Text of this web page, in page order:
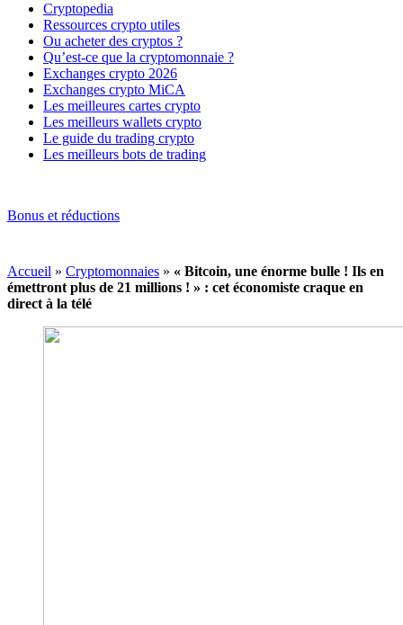
Cryptopedia
Ressources crypto utiles
Ou acheter des cryptos ?
Qu’est-ce que la cryptomonnaie ?
Exchanges crypto 2026
Exchanges crypto MiCA
Les meilleures cartes crypto
Les meilleurs wallets crypto
Le guide du trading crypto
Les meilleurs bots de trading
Bonus et réductions
Accueil » Cryptomonnaies » « Bitcoin, une énorme bulle ! Ils en
émettront plus de 21 millions ! » : cet économiste craque en
direct à la télé